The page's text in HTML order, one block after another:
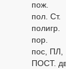
пож.
пол. Ст.
полигр.
пор.
пос, ПЛ,
ПОСТ.